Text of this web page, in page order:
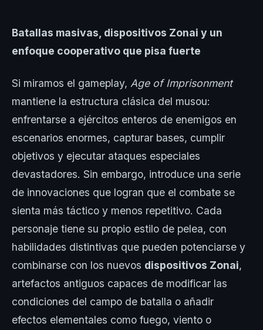
Batallas masivas, dispositivos Zonai y un
enfoque cooperativo que pisa fuerte
Si miramos el gameplay, Age of Imprisonment
mantiene la estructura clásica del musou:
enfrentarse a ejércitos enteros de enemigos en
escenarios enormes, capturar bases, cumplir
objetivos y ejecutar ataques especiales
devastadores. Sin embargo, introduce una serie
de innovaciones que logran que el combate se
sienta más táctico y menos repetitivo. Cada
personaje tiene su propio estilo de pelea, con
habilidades distintivas que pueden potenciarse y
combinarse con los nuevos dispositivos Zonai,
artefactos antiguos capaces de modificar las
condiciones del campo de batalla o añadir
efectos elementales como fuego, viento o